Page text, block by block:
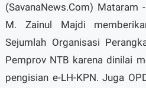
(SavanaNews.Com) Mataram
M. Zainul Majdi
Sejumlah Organisasi
Pemprov NTB karena dinilai
pengisian e-LH-KPN. Juga